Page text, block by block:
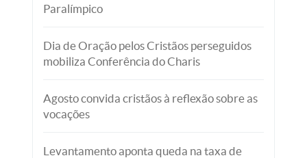
Paralímpico
Dia de Oração pelos Cristãos perseguidos
mobiliza Conferência do Charis
Agosto convida cristãos à reflexão sobre as
vocações
Levantamento aponta queda na taxa de